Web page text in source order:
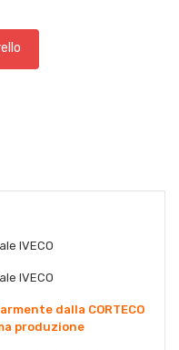
IVECO
IVECO
dalla CORTECO
produzione